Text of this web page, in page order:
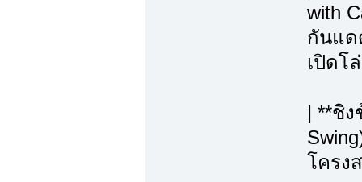
with
กันแด
เปิดโ
| **ชิ
โครง